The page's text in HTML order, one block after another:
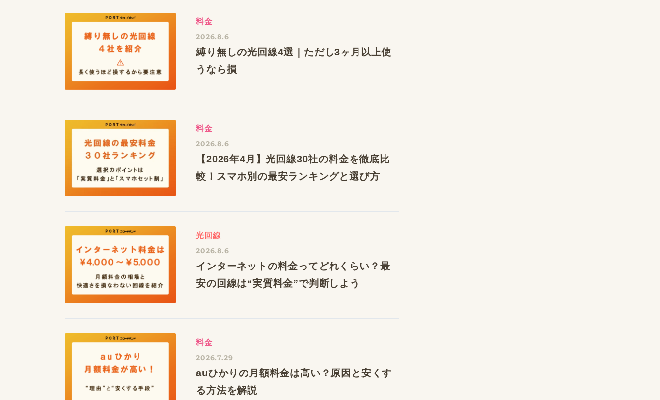
料金
2026.8.6
縛り無しの光回線4選｜ただし3ヶ月以上使
うなら損
料金
2026.8.6
【2026年4月】光回線30社の料金を徹底比
較！スマホ別の最安ランキングと選び方
光回線
2026.8.6
インターネットの料金ってどれくらい？最
安の回線は“実質料金”で判断しよう
料金
2026.7.29
auひかりの月額料金は高い？原因と安くす
る方法を解説